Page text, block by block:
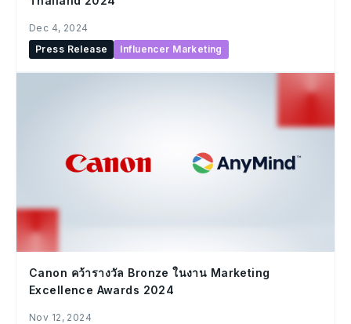
Dec 4, 2024
Press Release
Influencer Marketing
Canon คว้ารางวัล Bronze ในงาน Marketing
Excellence Awards 2024
Nov 12, 2024